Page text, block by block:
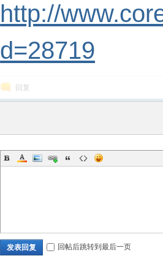
http://
d=28719
回复
发表回复 回帖后跳转到最后一页